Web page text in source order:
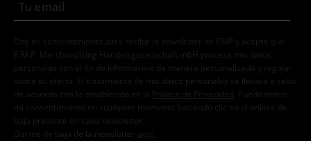
Doy mi consentimiento para recibir la newsletter de EMP y acepto que
E.M.P. Merchandising Handelsgesellschaft mbH procese mis datos
personales con el fin de informarme de manera personalizada y regular
sobre su oferta. El tratamiento de mis datos personales se llevará a cabo
de acuerdo con lo establecido en la
Política de Privacidad . Puedo retirar
mi consentimiento en cualquier momento haciendo clic en el enlace de
baja presente en cada newsletter.
Darme de baja de la newsletter
aquí